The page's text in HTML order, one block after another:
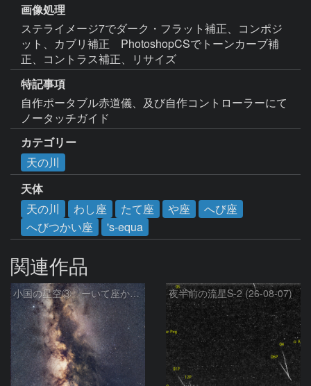
画像処理
ステライメージ7でダーク・フラット補正、コンポジ
ット、カブリ補正　PhotoshopCSでトーンカーブ補
正、コントラス補正、リサイズ
特記事項
自作ポータブル赤道儀、及び自作コントローラーにて
ノータッチガイド
カテゴリー
天の川
天体
天の川
わし座 たて座 や座
へび座
へびつかい座
's-equa
関連作品
小国の星空③ ーいて座からわし座にかけての銀河ー 夜半前の流星S-2 (26-08-07)